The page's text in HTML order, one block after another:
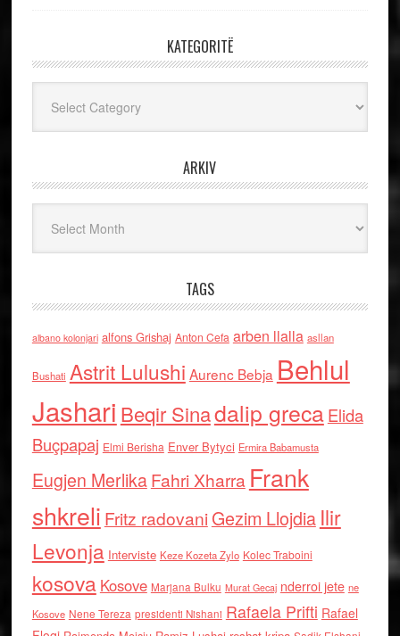
KATEGORITË
ARKIV
TAGS
albano kolonjari alfons Grishaj Anton Cefa arben llalla asllan
Bushati Astrit Lulushi Aurenc Bebja Behlul
Jashari Beqir Sinadalip grecaElida
Buçpapaj Elmi Berisha Enver Bytyci Ermira Babamusta
Eugjen MerlikaFahri Xharra Frank
shkreli Fritz radovaniGezim Llojdia Ilir
Levonja Interviste Keze Kozeta Zylo Kolec Traboini
kosova Kosove Marjana Bulku Murat Gecaj nderroi jete ne
Kosove Nene Tereza presidenti Nishani Rafaela Prifti Rafael